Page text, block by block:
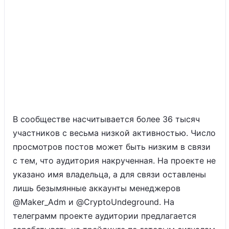
В сообществе насчитывается более 36 тысяч
участников с весьма низкой активностью. Число
просмотров постов может быть низким в связи
с тем, что аудитория накрученная. На проекте не
указано имя владельца, а для связи оставлены
лишь безымянные аккаунты менеджеров
@Maker_Adm и @CryptoUndeground. На
телеграмм проекте аудитории предлагается